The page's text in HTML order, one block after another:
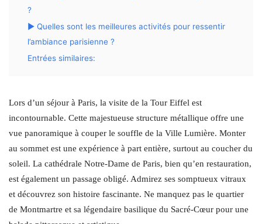
?
▶ Quelles sont les meilleures activités pour ressentir
l’ambiance parisienne ?
Entrées similaires:
Lors d’un séjour à Paris, la visite de la Tour Eiffel est
incontournable. Cette majestueuse structure métallique offre une
vue panoramique à couper le souffle de la Ville Lumière. Monter
au sommet est une expérience à part entière, surtout au coucher du
soleil. La cathédrale Notre-Dame de Paris, bien qu’en restauration,
est également un passage obligé. Admirez ses somptueux vitraux
et découvrez son histoire fascinante. Ne manquez pas le quartier
de Montmartre et sa légendaire basilique du Sacré-Cœur pour une